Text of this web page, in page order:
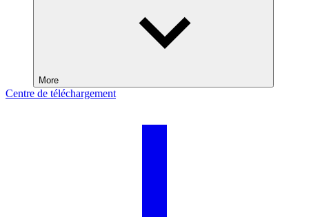
More
Centre de téléchargement